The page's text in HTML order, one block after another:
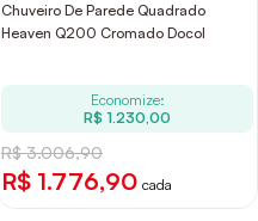
Chuveiro De Parede Quadrado
Heaven Q200 Cromado Docol
Economize:
R$ 1.230,00
R$ 3.006,90
R$ 1.776,90 cada